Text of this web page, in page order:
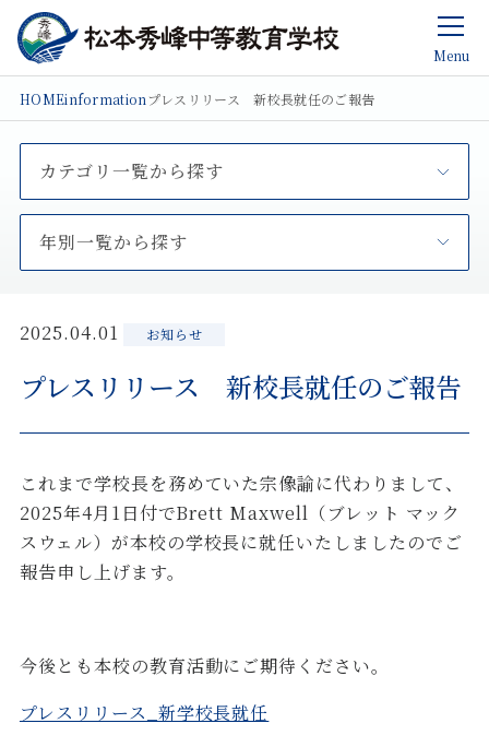
Menu
HOMEinformationプレスリリース 新校長就任のご報告
カテゴリ一覧から探す
年別一覧から探す
2025.04.01 お知らせ
プレスリリース 新校長就任のご報告
これまで学校長を務めていた宗像諭に代わりまして、
2025年4月1日付でBrett Maxwell（ブレット マック
スウェル）が本校の学校長に就任いたしましたのでご
報告申し上げます。
今後とも本校の教育活動にご期待ください。
プレスリリース_新学校長就任